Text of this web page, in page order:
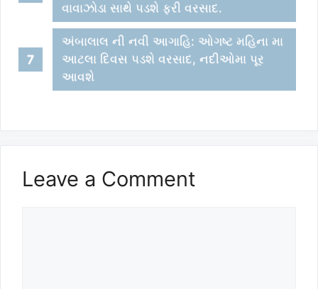
વાવાઝોડા સાથે પડશે ફરી વરસાદ.
અંબાલાલ ની નવી આગાહિ: ઓગષ્ટ મહિના મા
આટલા દિવસ પડશે વરસાદ, નદીઓમા પૂર
આવશે
Leave a Comment